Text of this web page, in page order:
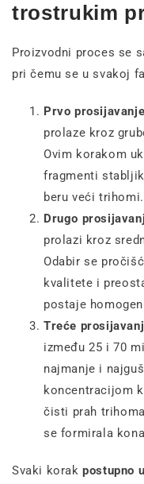
trostrukim
Proizvodni proces se
pri čemu se u svakoj
Prvo
prolaze kroz
Ovim korakom
fragmenti
beru veći trihomi.
Drugo
prolazi kroz
Odabir se
kvalitete i
postaje
Treće
između 25 i 70
najmanje i
koncentracijom
čisti prah
se formirala
Svaki korakpostupno